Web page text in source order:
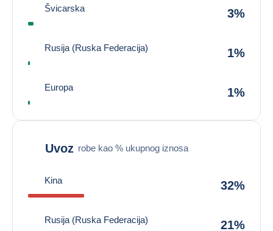
Švicarska 3%
Rusija (Ruska Federacija) 1%
Europa 1%
Uvoz robe kao % ukupnog iznosa
Kina 32%
Rusija (Ruska Federacija) 21%